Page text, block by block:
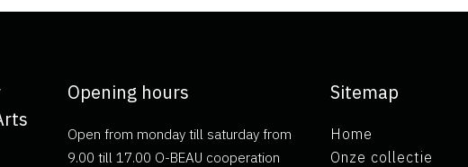
Opening hours
Open from monday till saturday from
9.00 till 17.00 O-BEAU cooperation
Sitemap
Home
Onze collectie